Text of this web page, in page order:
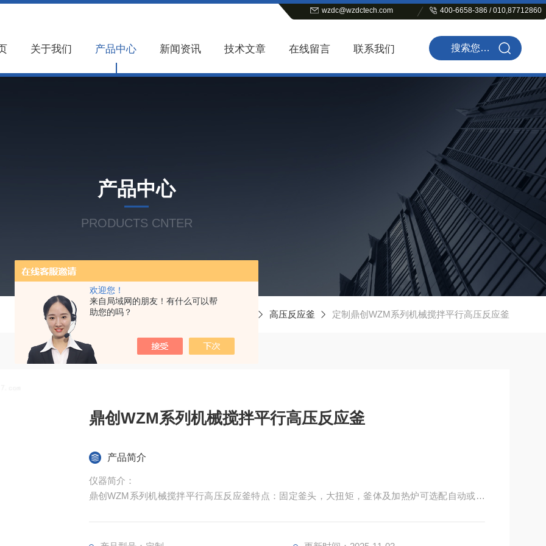
欢迎您！
来自局域网的朋友！有什么可以帮
助您的吗？
wzdc@wzdctech.com 400-6658-386 / 010,87712860
关于我们 产品中心 新闻资讯 技术文章 在线留言 联系我们
产品中心
PRODUCTS CNTER
当前位置： 高压反应釜 定制鼎创WZM系列机械搅拌平行高压反应釜
鼎创WZM系列机械搅拌平行高压反应釜
产品简介
仪器简介：
鼎创WZM系列机械搅拌平行高压反应釜特点：固定釜头，大扭矩，釜体及加热炉可选配自动或手